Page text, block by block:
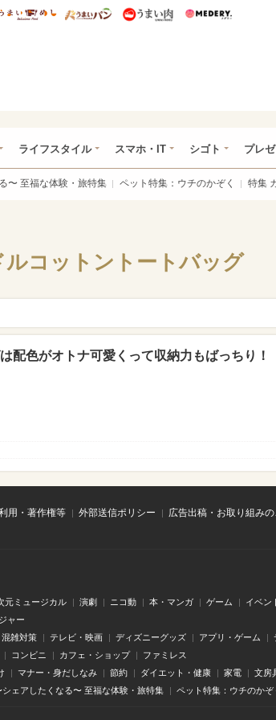
研 ディズニー特集
うまいめし うまいパン うまい肉
ライフスタイル スマホ・IT シゴト プレ
〜 至福な体験・旅特集 ペット特集：ウチのかぞく 特集
ルコットントートバッグ
配色がオトナ可愛くって収納力もばっちり！
用・著作権等 外部送信ポリシー
広告出稿・お取り組み
元ミュージカル 演劇 ニコ動 本・マンガ ゲーム イベン
ャー
混雑対策 テレビ・映画 ディズニーグッズ アプリ・ゲーム
コンビニ カフェ・ショップ ファミレス
マナー・身だしなみ 節約 ダイエット・健康 家電 文房
シェアしたくなる〜 至福な体験・旅特集 ペット特集：ウチのかぞ